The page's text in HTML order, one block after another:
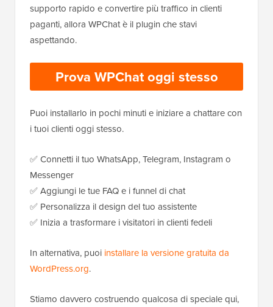
supporto rapido e convertire più traffico in clienti
paganti, allora WPChat è il plugin che stavi
aspettando.
Prova WPChat oggi stesso
Puoi installarlo in pochi minuti e iniziare a chattare con
i tuoi clienti oggi stesso.
✅ Connetti il tuo WhatsApp, Telegram, Instagram o
Messenger
✅ Aggiungi le tue FAQ e i funnel di chat
✅ Personalizza il design del tuo assistente
✅ Inizia a trasformare i visitatori in clienti fedeli
In alternativa, puoi installare la versione gratuita da
WordPress.org.
Stiamo davvero costruendo qualcosa di speciale qui,